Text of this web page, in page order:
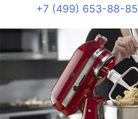
+7 (499) 653-88-85